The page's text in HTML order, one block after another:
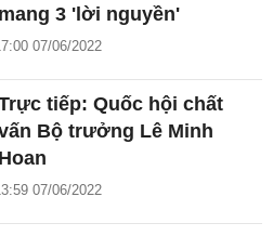
mang 3 'lời nguyền'
07/06/2022
tiếp: Quốc hội chất
Bộ trưởng Lê Minh
Hoan
07/06/2022